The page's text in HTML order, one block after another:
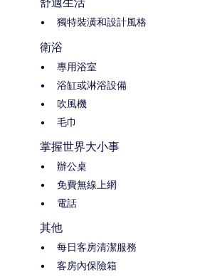
獨特裝潢和設計風格
衛浴
專用浴室
浴缸或淋浴設備
吹風機
毛巾
掌握世界大小事
辦公桌
免費無線上網
電話
其他
每日客房清潔服務
客房內保險箱